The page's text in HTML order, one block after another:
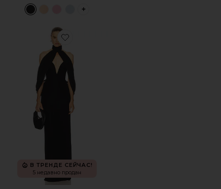
PLUS ICON TO SEE MORE OPTIONS
Favorite ВЕЧЕРНЕЕ ПЛАТЬЕ BRAGA
В ТРЕНДЕ СЕЙЧАС!
5 недавно продан